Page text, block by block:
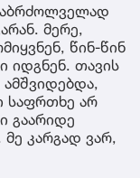
მერე,
წინ-წინ
იდგნენ. თავის
საფრთხე არ
გაარიდე
კარგად ვარ,